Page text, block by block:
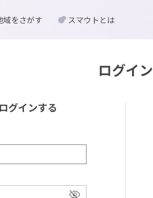
ログイン
グインする
域をさがす スマウトとは